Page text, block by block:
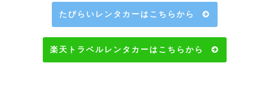
たびらいレンタカーはこちらから
楽天トラベルレンタカーはこちらから